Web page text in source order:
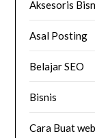
Aksesoris
Asal Posting
Belajar SEO
Bisnis
Cara Buat